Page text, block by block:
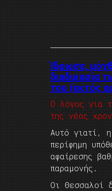
Ίδρωσε,
διαδικασία
του (εκτός
Ο λόγος για
της νέας
Αυτό γιατί,
περίφημη
αφαίρεσης
παραμονής.
Οι Θεσσαλοί